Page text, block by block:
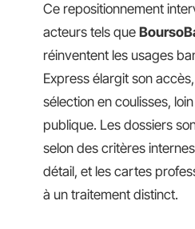
Ce repositionnement
acteurs tels que
réinventent les usages
Express élargit son
sélection en coulisses,
publique. Les dossiers
selon des critères
détail, et les cartes
à un traitement distinct.